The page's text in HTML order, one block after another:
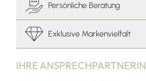
IHRE ANSPRECHPARTNERIN
Persönliche Beratung
Exklusive Markenvielfalt